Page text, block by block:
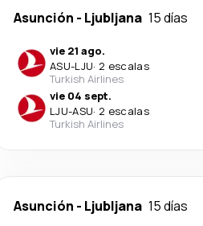
Asunción - Ljubljana 15 días
vie 21 ago.
ASU-LJU· 2 escalas
Turkish Airlines
vie 04 sept.
LJU-ASU· 2 escalas
Turkish Airlines
Asunción - Ljubljana 15 días